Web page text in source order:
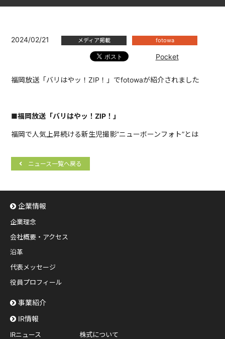
2024/02/21 メディア掲載 fotowa
Pocket
福岡放送「バリはやッ！ZIP！」でfotowaが紹介されました
■福岡放送「バリはやッ！ZIP！」
福岡で人気上昇続ける新生児撮影”ニューボーンフォト”とは
ニュース一覧へ戻る
企業情報
企業理念
会社概要・アクセス
沿革
代表メッセージ
役員プロフィール
事業紹介
IR情報
IRニュース
株式について